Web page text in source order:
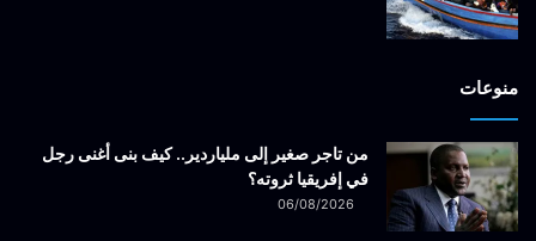
منوعات
من تاجر صغير إلى ملياردير.. كيف بنى أغنى رجل
في إفريقيا ثروته؟
06/08/2026